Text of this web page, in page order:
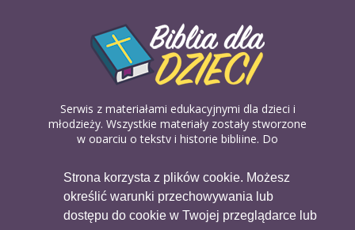
Strona korzysta z plików cookie. Możesz
określić warunki przechowywania lub
dostępu do cookie w Twojej przeglądarce lub
Serwis z materiałami edukacyjnymi dla dzieci i
młodzieży. Wszystkie materiały zostały stworzone
w oparciu o teksty i historie biblijne. Do
biblijnych. Można je pobierać, drukować i
udostępniać bez żadnych opłat. Materiałów
dostępnych na serwisie nie można wykorzystywać
w celach komercyjnych.